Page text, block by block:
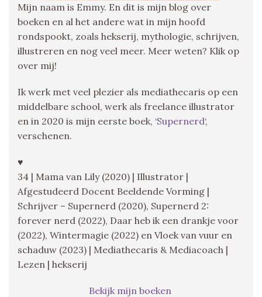
Mijn naam is Emmy. En dit is mijn blog over
boeken en al het andere wat in mijn hoofd
rondspookt, zoals hekserij, mythologie, schrijven,
illustreren en nog veel meer. Meer weten? Klik op
over mij!
Ik werk met veel plezier als mediathecaris op een
middelbare school, werk als freelance illustrator
en in 2020 is mijn eerste boek, ‘Supernerd‘,
verschenen.
♥
34 | Mama van Lily (2020) | Illustrator |
Afgestudeerd Docent Beeldende Vorming |
Schrijver – Supernerd (2020), Supernerd 2:
forever nerd (2022), Daar heb ik een drankje voor
(2022), Wintermagie (2022) en Vloek van vuur en
schaduw (2023) | Mediathecaris & Mediacoach |
Lezen | hekserij
Bekijk mijn boeken